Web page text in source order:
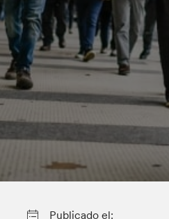
Publicado el: